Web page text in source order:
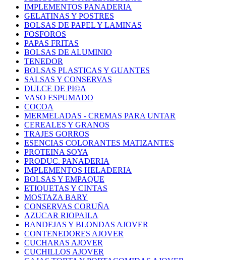
IMPLEMENTOS PANADERIA
GELATINAS Y POSTRES
BOLSAS DE PAPEL Y LAMINAS
FOSFOROS
PAPAS FRITAS
BOLSAS DE ALUMINIO
TENEDOR
BOLSAS PLASTICAS Y GUANTES
SALSAS Y CONSERVAS
DULCE DE PI©A
VASO ESPUMADO
COCOA
MERMELADAS - CREMAS PARA UNTAR
CEREALES Y GRANOS
TRAJES GORROS
ESENCIAS COLORANTES MATIZANTES
PROTEINA SOYA
PRODUC. PANADERIA
IMPLEMENTOS HELADERIA
BOLSAS Y EMPAQUE
ETIQUETAS Y CINTAS
MOSTAZA BARY
CONSERVAS CORUÑA
AZUCAR RIOPAILA
BANDEJAS Y BLONDAS AJOVER
CONTENEDORES AJOVER
CUCHARAS AJOVER
CUCHILLOS AJOVER